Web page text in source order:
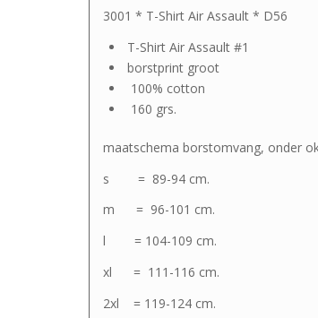
3001 * T-Shirt Air Assault * D56
T-Shirt Air Assault #1
borstprint groot
100% cotton
160 grs.
maatschema borstomvang, onder
s = 89-94 cm.
m = 96-101 cm.
l = 104-109 cm.
xl = 111-116 cm.
2xl = 119-124 cm.